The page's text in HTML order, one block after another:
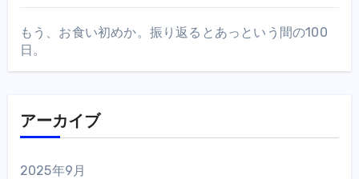
もう、お食い初めか。振り返るとあっという間の100
日。
アーカイブ
2025年9月